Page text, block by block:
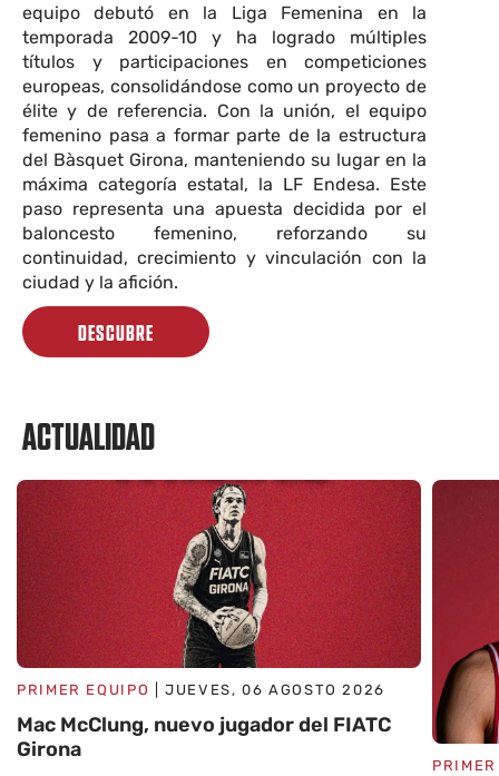
equipo debutó en la Liga Femenina en la
temporada 2009-10 y ha logrado múltiples
títulos y participaciones en competiciones
europeas, consolidándose como un proyecto de
élite y de referencia. Con la unión, el equipo
femenino pasa a formar parte de la estructura
del Bàsquet Girona, manteniendo su lugar en la
máxima categoría estatal, la LF Endesa. Este
paso representa una apuesta decidida por el
baloncesto femenino, reforzando su
continuidad, crecimiento y vinculación con la
ciudad y la afición.
DESCUBRE
ACTUALIDAD
PRIMER EQUIPO | JUEVES, 06 AGOSTO 2026
Mac McClung, nuevo jugador del FIATC
Girona